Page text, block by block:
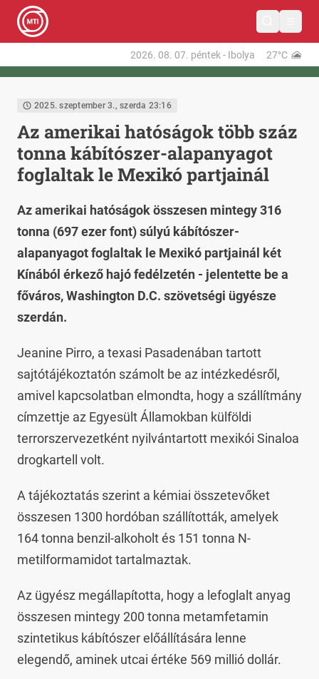
2026. 08. 07. péntek- Ibolya 27°C
2025. szeptember 3., szerda 23:16
Az amerikai hatóságok több száz
tonna kábítószer-alapanyagot
foglaltak le Mexikó partjainál
Az amerikai hatóságok összesen mintegy 316
tonna (697 ezer font) súlyú kábítószer-
alapanyagot foglaltak le Mexikó partjainál két
Kínából érkező hajó fedélzetén - jelentette be a
főváros, Washington D.C. szövetségi ügyésze
szerdán.
Jeanine Pirro, a texasi Pasadenában tartott
sajtótájékoztatón számolt be az intézkedésről,
amivel kapcsolatban elmondta, hogy a szállítmány
címzettje az Egyesült Államokban külföldi
terrorszervezetként nyilvántartott mexikói Sinaloa
drogkartell volt.
A tájékoztatás szerint a kémiai összetevőket
összesen 1300 hordóban szállították, amelyek
164 tonna benzil-alkoholt és 151 tonna N-
metilformamidot tartalmaztak.
Az ügyész megállapította, hogy a lefoglalt anyag
összesen mintegy 200 tonna metamfetamin
szintetikus kábítószer előállítására lenne
elegendő, aminek utcai értéke 569 millió dollár.